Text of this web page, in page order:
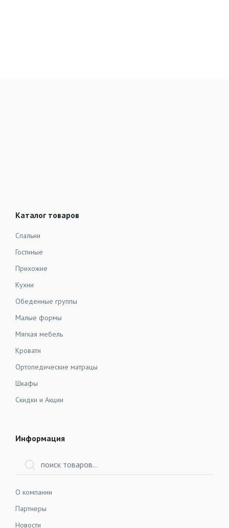
Каталог товаров
Спальни
Гостиные
Прихожие
Кухни
Обеденные группы
Малые формы
Мягкая мебель
Кровати
Ортопедические матрацы
Шкафы
Скидки и Акции
Информация
О компании
Партнеры
Новости